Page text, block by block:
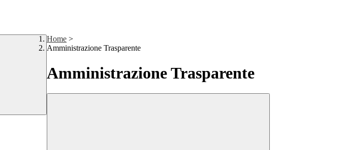
Home >
Amministrazione Trasparente
Amministrazione Trasparente